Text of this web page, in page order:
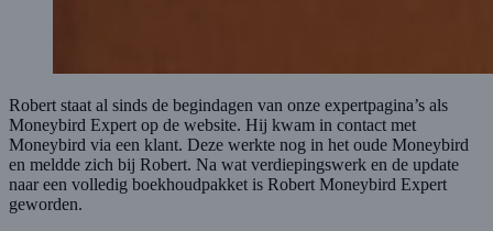
Robert staat al sinds de begindagen van onze expertpagina’s als
Moneybird Expert op de website. Hij kwam in contact met
Moneybird via een klant. Deze werkte nog in het oude Moneybird
en meldde zich bij Robert. Na wat verdiepingswerk en de update
naar een volledig boekhoudpakket is Robert Moneybird Expert
geworden.